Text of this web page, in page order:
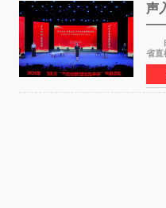
声
由
省直
至5
开
特色